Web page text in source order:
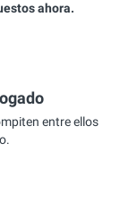
ahora.
entre ellos